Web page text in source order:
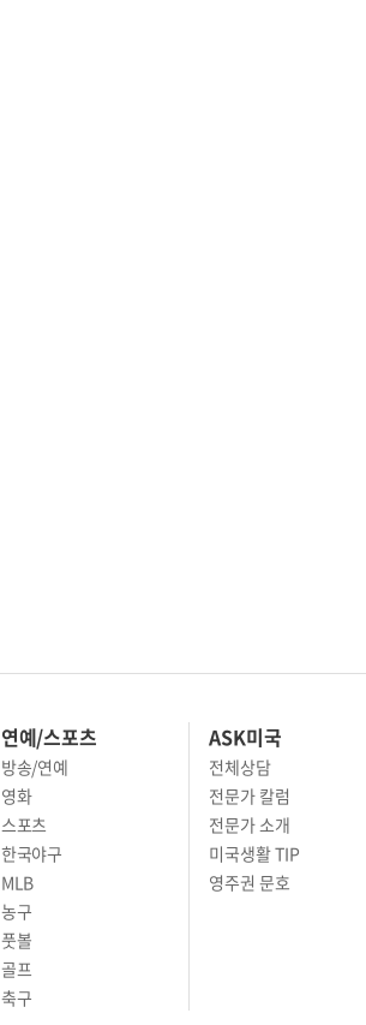
연예/스포츠
방송/연예
영화
스포츠
한국야구
MLB
농구
풋볼
골프
축구
ASK미국
전체상담
전문가 칼럼
전문가 소개
미국생활 TIP
영주권 문호